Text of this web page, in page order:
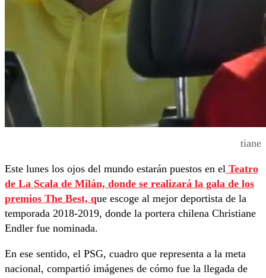
tiane
Este lunes los ojos del mundo estarán puestos en el Teatro
de La Scala de Milán, donde se realizará la gala de los
premios The Best, que escoge al mejor deportista de la
temporada 2018-2019, donde la portera chilena Christiane
Endler fue nominada.
En ese sentido, el PSG, cuadro que representa a la meta
nacional, compartió imágenes de cómo fue la llegada de